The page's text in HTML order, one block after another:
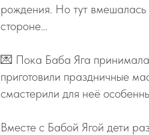
рождения. Но тут
стороне…
💌 Пока Баба Яга принимала
приготовили праздничные
смастерили для неё
Вместе с Бабой Ягой дети